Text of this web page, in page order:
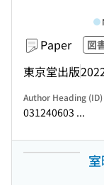
Paper 図
東京堂出版
Author Heading (ID)
031240603 ...